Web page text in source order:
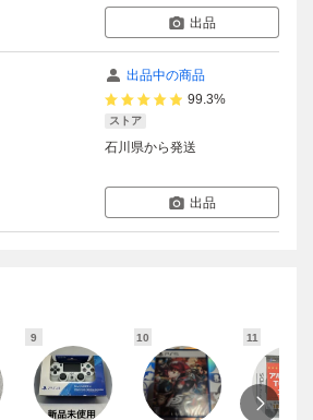
出品
出品中の商品
99.3%
ストア
石川県から発送
出品
9 10 11